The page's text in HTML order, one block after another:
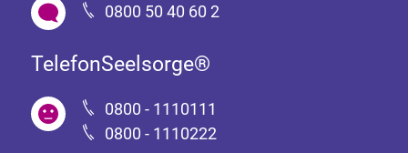
0800 50 40 60 2
TelefonSeelsorge®
0800 - 1110111
0800 - 1110222